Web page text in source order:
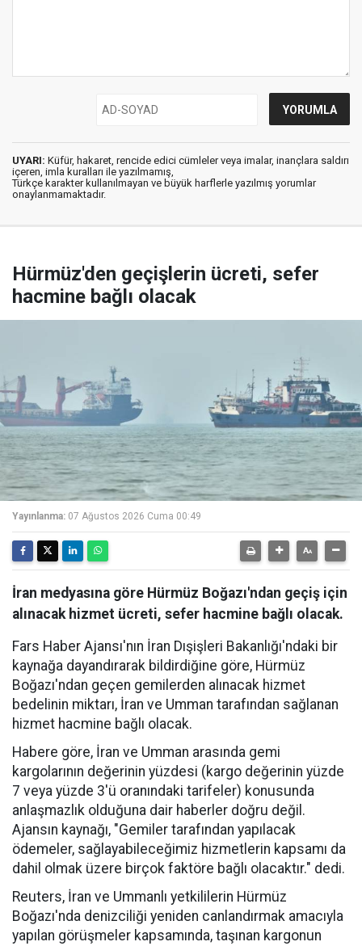
UYARI: Küfür, hakaret, rencide edici cümleler veya imalar, inançlara saldırı
içeren, imla kuralları ile yazılmamış,
Türkçe karakter kullanılmayan ve büyük harflerle yazılmış yorumlar
onaylanmamaktadır.
Hürmüz'den geçişlerin ücreti, sefer
hacmine bağlı olacak
Yayınlanma: 07 Ağustos 2026 Cuma 00:49
İran medyasına göre Hürmüz Boğazı'ndan geçiş için
alınacak hizmet ücreti, sefer hacmine bağlı olacak.
Fars Haber Ajansı'nın İran Dışişleri Bakanlığı'ndaki bir
kaynağa dayandırarak bildirdiğine göre, Hürmüz
Boğazı'ndan geçen gemilerden alınacak hizmet
bedelinin miktarı, İran ve Umman tarafından sağlanan
hizmet hacmine bağlı olacak.
Habere göre, İran ve Umman arasında gemi
kargolarının değerinin yüzdesi (kargo değerinin yüzde
7 veya yüzde 3'ü oranındaki tarifeler) konusunda
anlaşmazlık olduğuna dair haberler doğru değil.
Ajansın kaynağı, "Gemiler tarafından yapılacak
ödemeler, sağlayabileceğimiz hizmetlerin kapsamı da
dahil olmak üzere birçok faktöre bağlı olacaktır." dedi.
Reuters, İran ve Ummanlı yetkililerin Hürmüz
Boğazı'nda denizciliği yeniden canlandırmak amacıyla
yapılan görüşmeler kapsamında, taşınan kargonun